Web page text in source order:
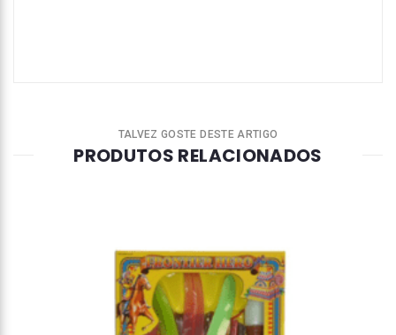
TALVEZ GOSTE DESTE ARTIGO
PRODUTOS RELACIONADOS